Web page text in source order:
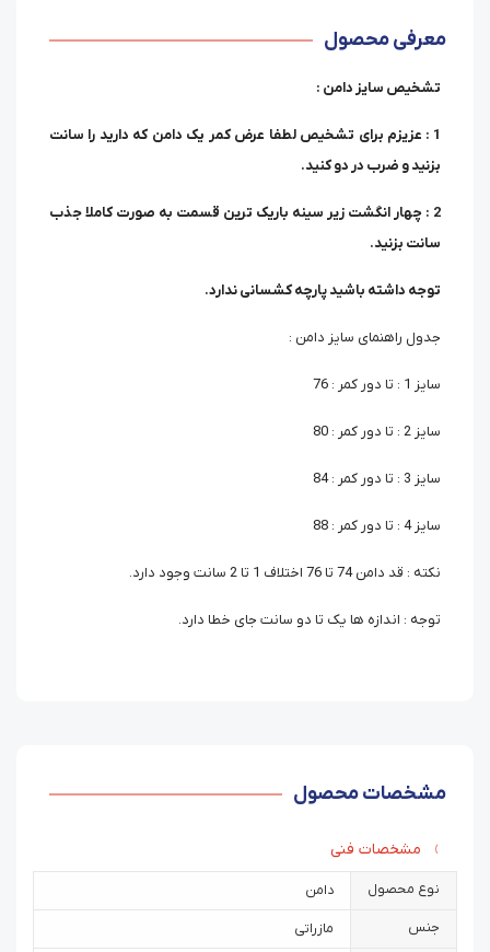
معرفی محصول
تشخیص سایز دامن :
1 : عزیزم برای تشخیص لطفا عرض کمر یک دامن که دارید را سانت
بزنید و ضرب در دو کنید.
2 : چهار انگشت زیر سینه باریک ترین قسمت به صورت کاملا جذب
سانت بزنید.
توجه داشته باشید پارچه کشسانی ندارد.
جدول راهنمای سایز دامن :
سایز 1 : تا دور کمر : 76
سایز 2 : تا دور کمر : 80
سایز 3 : تا دور کمر : 84
سایز 4 : تا دور کمر : 88
نکته : قد دامن 74 تا 76 اختلاف 1 تا 2 سانت وجود دارد.
توجه : اندازه ها یک تا دو سانت جای خطا دارد.
مشخصات محصول
مشخصات فنی
نوع محصول دامن
جنس مازراتی